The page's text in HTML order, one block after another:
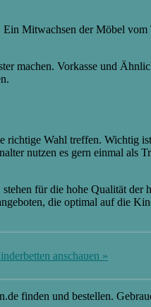
Ein Mitwachsen der Möbel vom
machen. Vorkasse und
richtige Wahl treffen. Wichtig
nutzen es gern einmal als
für die hohe Qualität
die optimal auf die
anschauen »
finden und bestellen.